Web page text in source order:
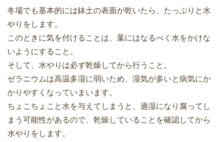
冬場でも基本的には鉢土の表面が乾いたら、たっぷりと水
やりをします。
このときに気を付けることは、葉にはなるべく水をかけな
いようにすること。
そして、水やりは必ず乾燥してから行うこと。
ゼラニウムは高温多湿に弱いため、湿気が多いと病気にか
かりやすくなっていまいます。
ちょこちょこと水を与えてしまうと、過湿になり腐ってし
まう可能性があるので、乾燥していることを確認してから
水やりをします。